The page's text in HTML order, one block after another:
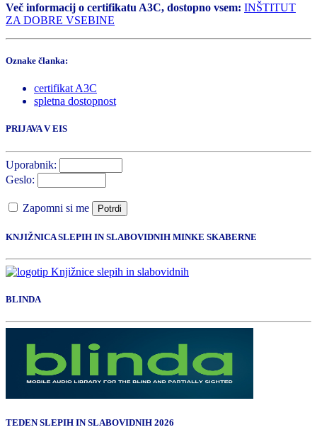
Več informacij o certifikatu A3C, dostopno vsem: INŠTITUT
ZA DOBRE VSEBINE
Oznake članka:
certifikat A3C
spletna dostopnost
PRIJAVA V EIS
Uporabnik:
Geslo:
Zapomni si me Potrdi
KNJIŽNICA SLEPIH IN SLABOVIDNIH MINKE SKABERNE
BLINDA
TEDEN SLEPIH IN SLABOVIDNIH 2026